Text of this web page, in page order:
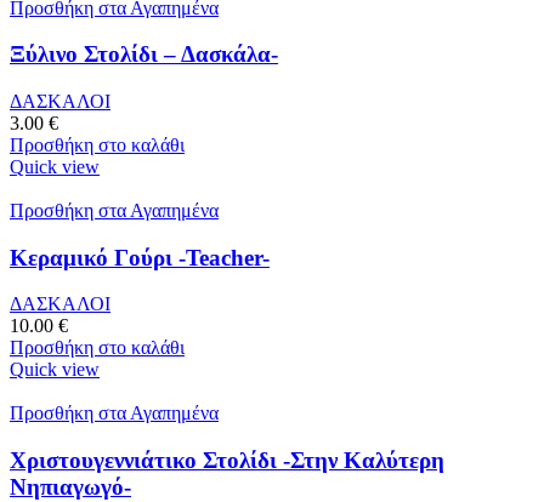
Προσθήκη στα Αγαπημένα
Ξύλινο Στολίδι – Δασκάλα-
ΔΑΣΚΑΛΟΙ
3.00 €
Προσθήκη στο καλάθι
Quick view
Προσθήκη στα Αγαπημένα
Κεραμικό Γούρι -Teacher-
ΔΑΣΚΑΛΟΙ
10.00 €
Προσθήκη στο καλάθι
Quick view
Προσθήκη στα Αγαπημένα
Χριστουγεννιάτικο Στολίδι -Στην Καλύτερη
Νηπιαγωγό-